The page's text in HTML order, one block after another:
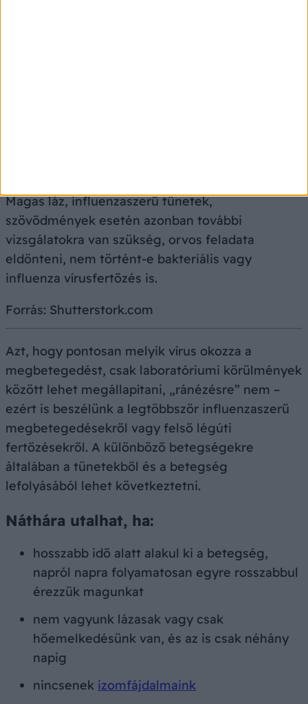
Magas láz, influenzaszerű tünetek,
szövődmények esetén azonban további
vizsgálatokra van szükség, orvos feladata
eldönteni, nem történt-e bakteriális vagy
influenza vírusfertőzés is.
Forrás: Shutterstork.com
Azt, hogy pontosan melyik vírus okozza a
megbetegedést, csak laboratóriumi körülmények
között lehet megállapítani, „ránézésre” nem –
ezért is beszélünk a legtöbbször influenzaszerű
megbetegedésekről vagy felső légúti
fertőzésekről. A különböző betegségekre
általában a tünetekből és a betegség
lefolyásából lehet következtetni.
Náthára utalhat, ha:
hosszabb idő alatt alakul ki a betegség,
napról napra folyamatosan egyre rosszabbul
érezzük magunkat
nem vagyunk lázasak vagy csak
hőemelkedésünk van, és az is csak néhány
napig
nincsenek izomfájdalmaink